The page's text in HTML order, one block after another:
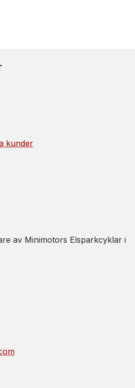
kunder
av Minimotors Elsparkcyklar i